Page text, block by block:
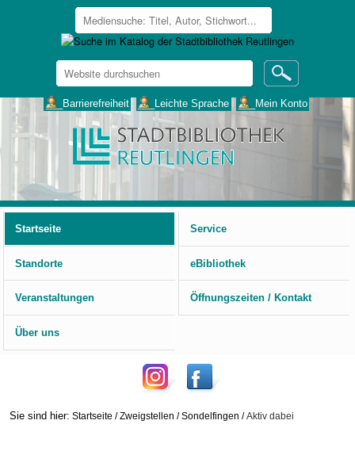
Website
durchsuchen
___Barrierefreiheit ___Leichte Sprache ___Mein Konto
Startseite
Service
Standorte eBibliothek
Veranstaltungen Öffnungszeiten / Kontakt
Über uns
Sie sind hier: Startseite /Zweigstellen /Sondelfingen /Aktiv dabei